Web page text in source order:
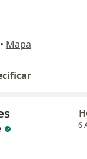
• Mapa
6